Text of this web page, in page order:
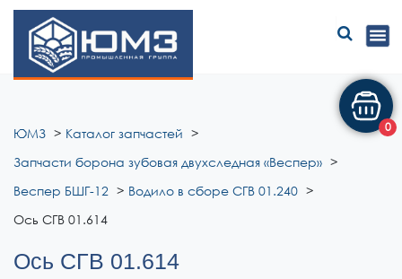
ЮМЗ
ЮМЗ
Каталог запчастей
Запчасти борона зубовая двухследная «Веспер»
Веспер БШГ-12
Водило в сборе СГВ 01.240
Ось СГВ 01.614
Ось СГВ 01.614
0